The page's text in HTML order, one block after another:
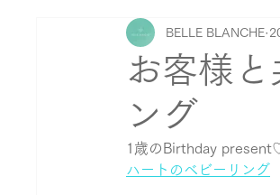
ＭarryMe TOMIYA倉敷店
カラーダイヤモンド
リングの誕生秘話 育児
お客様と
ング
BELLE BLANCHE
1歳のBirthday
ハートのベビーリング